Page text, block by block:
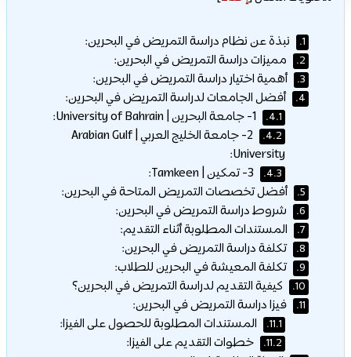
دراسة التمريض في البحرين
تحديثات المنح الدراسية في جيبك
احصل على تنبيهات المنح الدولية، فرص التمويل، ونصائح
التقديم مباشرة عبر قناتنا على تليجرام.
انضم إلينا على تليجرام